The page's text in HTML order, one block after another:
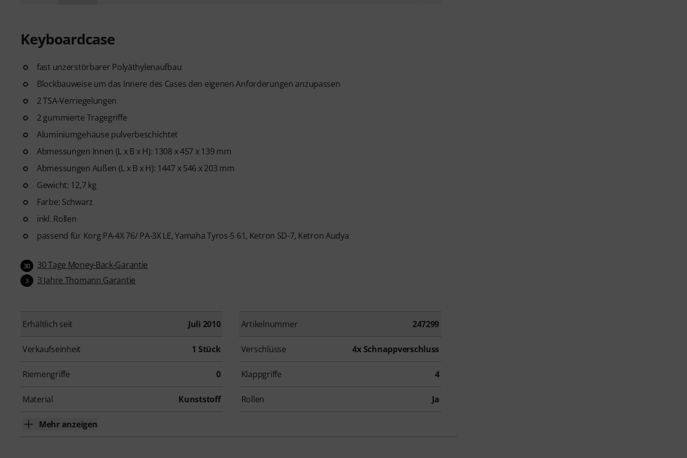
Keyboardcase
fast unzerstörbarer Polyäthylenaufbau
Blockbauweise um das Innere des Cases den eigenen Anforderungen anzupassen
2 TSA-Verriegelungen
2 gummierte Tragegriffe
Aluminiumgehäuse pulverbeschichtet
Abmessungen Innen (L x B x H): 1308 x 457 x 139 mm
Abmessungen Außen (L x B x H): 1447 x 546 x 203 mm
Gewicht: 12,7 kg
Farbe: Schwarz
inkl. Rollen
passend für Korg PA-4X 76/ PA-3X LE, Yamaha Tyros-5 61, Ketron SD-7, Ketron Audya
30 30 Tage Money-Back-Garantie
3 3 Jahre Thomann Garantie
Erhältlich seit Juli 2010 Artikelnummer 247299
Verkaufseinheit 1 Stück Verschlüsse 4x Schnappverschluss
Riemengriffe 0 Klappgriffe 4
Material Kunststoff Rollen Ja
Mehr anzeigen